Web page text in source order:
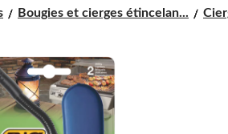
Bougies et cierges étincelan...